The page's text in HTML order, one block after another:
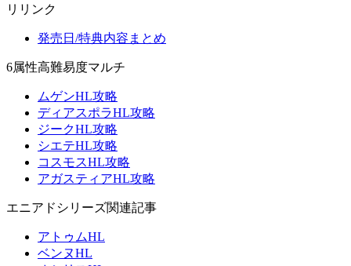
リリンク
発売日/特典内容まとめ
6属性高難易度マルチ
ムゲンHL攻略
ディアスポラHL攻略
ジークHL攻略
シエテHL攻略
コスモスHL攻略
アガスティアHL攻略
エニアドシリーズ関連記事
アトゥムHL
ベンヌHL